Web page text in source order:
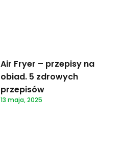
Air Fryer – przepisy na
obiad. 5 zdrowych
przepisów
13 maja, 2025